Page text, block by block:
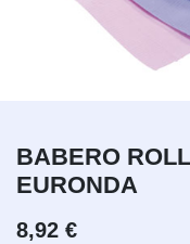
BABERO
EURONDA
8,92 €